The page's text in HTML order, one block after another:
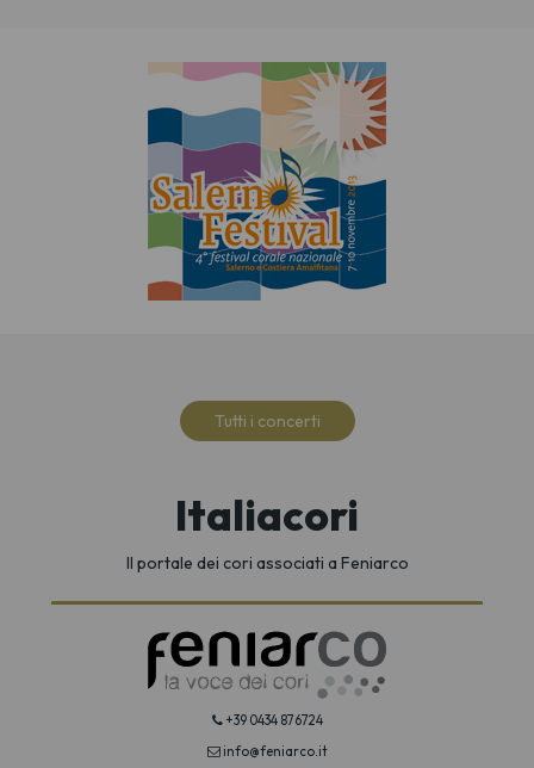
Tutti i concerti
Italiacori
Il portale dei cori associati a Feniarco
+39 0434 876724
info@feniarco.it